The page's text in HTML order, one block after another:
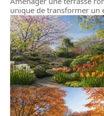
unique de transformer un